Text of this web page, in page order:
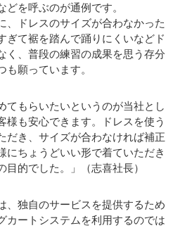
を呼ぶのが通例です。
、ドレスのサイズが合わなかった
ぎて裾を踏んで踊りにくいなどド
く、普段の練習の成果を思う存分
願っています。
てもらいたいというのが当社とし
様も安心できます。ドレスを使う
だき、サイズが合わなければ補正
にちょうどいい形で着ていただき
目的でした。」（志喜社長）
、独自のサービスを提供するため
カートシステムを利用するのでは